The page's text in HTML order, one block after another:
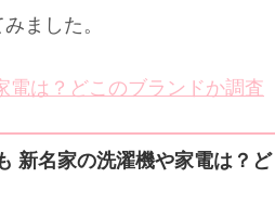
ました。
電は？どこのブランドか調査
新名家の洗濯機や家電は？ど